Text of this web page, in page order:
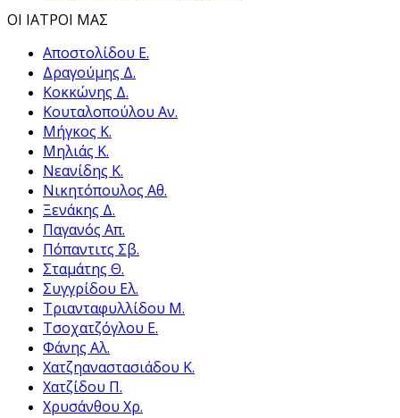
ΟΙ ΙΑΤΡΟΙ ΜΑΣ
Αποστολίδου Ε.
Δραγούμης Δ.
Κοκκώνης Δ.
Κουταλοπούλου Αν.
Μήγκος Κ.
Μηλιάς Κ.
Νεανίδης Κ.
Νικητόπουλος Αθ.
Ξενάκης Δ.
Παγανός Απ.
Πόπαντιτς Σβ.
Σταμάτης Θ.
Συγγρίδου Ελ.
Τριανταφυλλίδου Μ.
Τσοχατζόγλου Ε.
Φάνης Αλ.
Χατζηαναστασιάδου Κ.
Χατζίδου Π.
Χρυσάνθου Χρ.